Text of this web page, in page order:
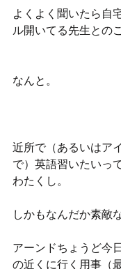
よくよく聞いたら自
ル開いてる先生とのこ
なんと。
近所で（あるいはア
で）英語習いたいっ
わたくし。
しかもなんだか素敵
アーンドちょうど今
の近くに行く用事（